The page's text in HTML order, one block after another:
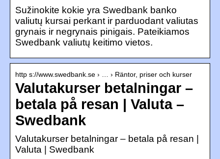
Sužinokite kokie yra Swedbank banko
valiutų kursai perkant ir parduodant valiutas
grynais ir negrynais pinigais. Pateikiamos
Swedbank valiutų keitimo vietos.
http s://www.swedbank.se › … › Räntor, priser och kurser
Valutakurser betalningar –
betala på resan | Valuta –
Swedbank
Valutakurser betalningar – betala på resan |
Valuta | Swedbank